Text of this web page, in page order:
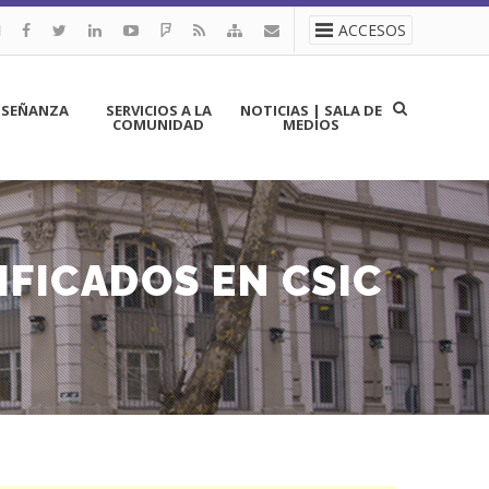
ACCESOS
SERVICIOS A LA
COMUNIDAD
NOTICIAS | SALA DE
MEDIOS
EN CSIC